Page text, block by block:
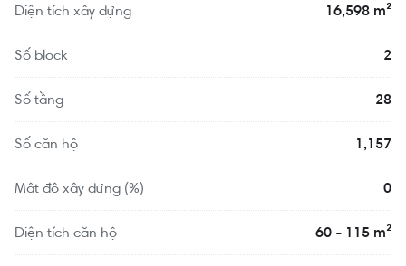
Diện tích xây dựng 16,598 m²
Số block 2
Số tầng 28
Số căn hộ 1,157
Mật độ xây dựng (%) 0
Diện tích căn hộ 60 - 115 m²